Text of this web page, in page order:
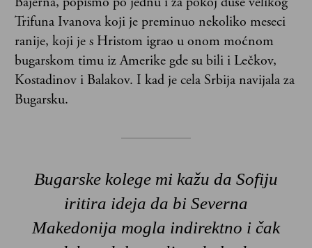
Trifuna Ivanova koji je preminuo nekoliko meseci
ranije, koji je s Hristom igrao u onom moćnom
bugarskom timu iz Amerike gde su bili i Lečkov,
Kostadinov i Balakov. I kad je cela Srbija navijala za
Bugarsku.
Bugarske kolege mi kažu da Sofiju
iritira ideja da bi Severna
Makedonija mogla indirektno i čak